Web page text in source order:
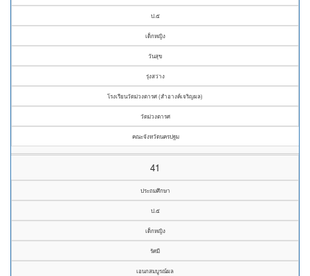
ป.๕
เด็กหญิง
วันสุข
รุ่งสว่าง
โรงเรียนวัดม่วงตารศ (สำอางค์เจริญผล)
วัดม่วงตารศ
คณะจังหวัดนครปฐม
41
ประถมศึกษา
ป.๕
เด็กหญิง
รัศมี
เอนกสมบูรณ์ผล